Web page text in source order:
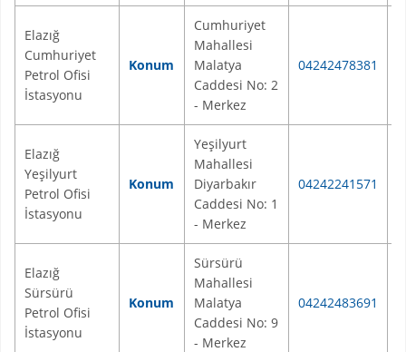
Elazığ
Cumhuriyet
Petrol Ofisi
İstasyonu
Konum
Cumhuriyet
Mahallesi
Malatya
Caddesi No: 2
- Merkez
04242478381
Elazığ
Yeşilyurt
Petrol Ofisi
İstasyonu
Konum
Yeşilyurt
Mahallesi
Diyarbakır
Caddesi No: 1
- Merkez
04242241571
Elazığ
Sürsürü
Petrol Ofisi
İstasyonu
Konum
Sürsürü
Mahallesi
Malatya
Caddesi No: 9
- Merkez
04242483691